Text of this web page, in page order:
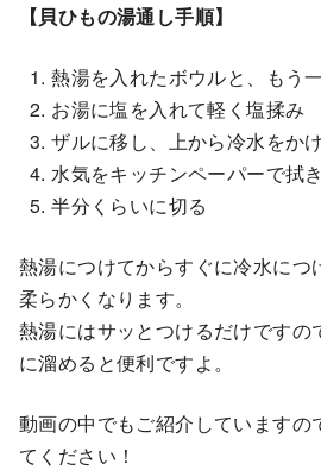
【貝ひもの湯通し手順】
熱湯を入れたボウルと、もう
お湯に塩を入れて軽く塩揉み
ザルに移し、上から冷水をか
水気をキッチンペーパーで拭
半分くらいに切る
熱湯につけてからすぐに冷水につ
柔らかくなります。
熱湯にはサッとつけるだけですの
に溜めると便利ですよ。
動画の中でもご紹介していますの
てください！